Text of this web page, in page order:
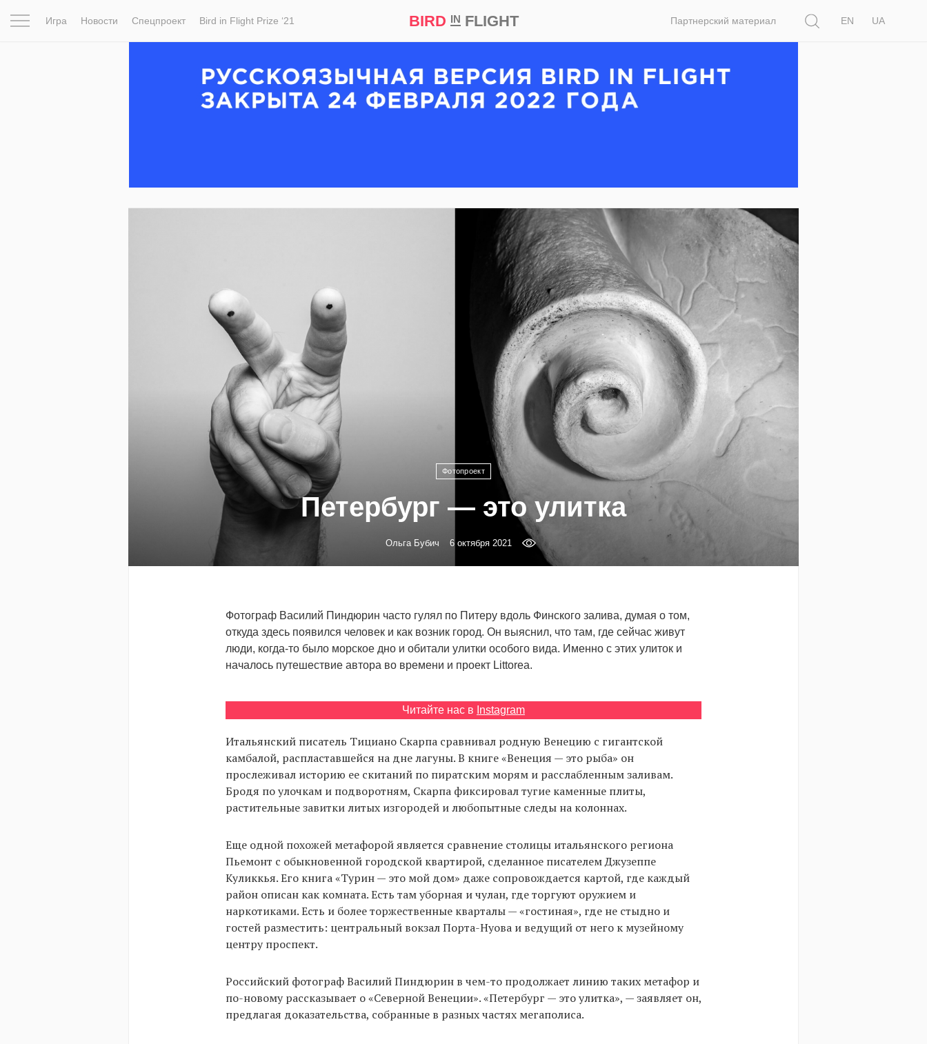
Игра Новости Спецпроект Bird in Flight Prize ‘21 BIRD INFLIGHT Партнерский материал
EN
UA
Фотопроект
Петербург — это улитка
Ольга Бубич 6 октября 2021
Фотограф Василий Пиндюрин часто гулял по Питеру вдоль Финского залива, думая о том,
откуда здесь появился человек и как возник город. Он выяснил, что там, где сейчас живут
люди, когда-то было морское дно и обитали улитки особого вида. Именно с этих улиток и
началось путешествие автора во времени и проект Littorea.
Читайте нас в Instagram
Итальянский писатель Тициано Скарпа сравнивал родную Венецию с гигантской
камбалой, распластавшейся на дне лагуны. В книге «Венеция — это рыба» он
прослеживал историю ее скитаний по пиратским морям и расслабленным заливам.
Бродя по улочкам и подворотням, Скарпа фиксировал тугие каменные плиты,
растительные завитки литых изгородей и любопытные следы на колоннах.
Еще одной похожей метафорой является сравнение столицы итальянского региона
Пьемонт с обыкновенной городской квартирой, сделанное писателем Джузеппе
Куликкья. Его книга «Турин — это мой дом» даже сопровождается картой, где каждый
район описан как комната. Есть там уборная и чулан, где торгуют оружием и
наркотиками. Есть и более торжественные кварталы — «гостиная», где не стыдно и
гостей разместить: центральный вокзал Порта-Нуова и ведущий от него к музейному
центру проспект.
Российский фотограф Василий Пиндюрин в чем-то продолжает линию таких метафор и
по-новому рассказывает о «Северной Венеции». «Петербург — это улитка», — заявляет он,
предлагая доказательства, собранные в разных частях мегаполиса.